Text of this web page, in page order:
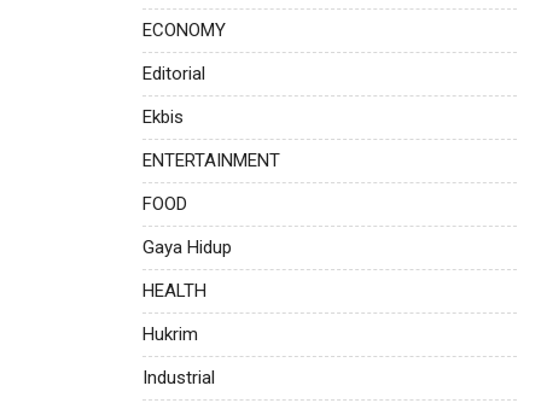
ECONOMY
Editorial
Ekbis
ENTERTAINMENT
FOOD
Gaya Hidup
HEALTH
Hukrim
Industrial